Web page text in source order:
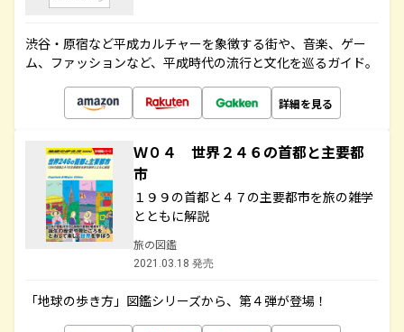
渋谷・原宿など平成カルチャーを象徴する街や、音楽、ゲー
ム、ファッションなど、平成時代の流行と文化を巡るガイド。
詳細を見る
Ｗ０４ 世界２４６の首都と主要都
市
１９９の首都と４７の主要都市を旅の雑学
とともに解説
旅の図鑑
2021.03.18 発売
「地球の歩き方」図鑑シリーズから、第４弾が登場！